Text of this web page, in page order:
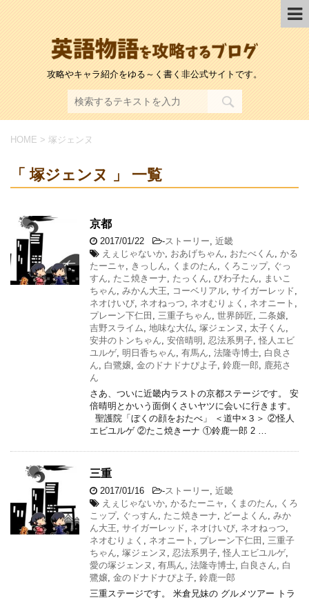
攻略やキャラ紹介をゆる～く書く非公式サイトです。
HOME > 塚ジェンヌ
「 塚ジェンヌ 」 一覧
京都
2017/01/22 -ストーリー, 近畿
えぇじゃないか, おあげちゃん, おたべくん, かる
たーニャ , きっしん, くまのたん, くろこップ, ぐっ
すん, たこ焼きーナ, たっくん, びわ子たん, まいこ
ちゃん, みかん大王, コーベリアル, サイガーレッド,
ネオけいび, ネオねっつ, ネオむりょく , ネオニート ,
プレーン下仁田 , 三重子ちゃん, 世界師匠, 二条嬢,
吉野スライム, 地味な大仏, 塚ジェンヌ , 太子くん,
安井のトンちゃん, 安倍晴明 , 忍法系男子, 怪人エビ
ユルゲ, 明日香ちゃん, 有馬ん, 法隆寺博士, 白良さ
ん, 白鷺嬢, 金のドナドナぴよ子, 鈴鹿一郎, 鹿苑さ
ん
さあ、ついに近畿内ラストの京都ステージです。 安
倍晴明とかいう面倒くさいヤツに会いに行きます。
聖護院「ぼくの顔をおたべ」 ＜道中×３＞ ②怪人
エビユルゲ ②たこ焼きーナ ①鈴鹿一郎 2 …
三重
2017/01/16 -ストーリー, 近畿
えぇじゃないか, かるたーニャ , くまのたん, くろ
こップ, ぐっすん, たこ焼きーナ, どーよくん, みか
ん大王, サイガーレッド, ネオけいび, ネオねっつ,
ネオむりょく , ネオニート , プレーン下仁田 , 三重子
ちゃん, 塚ジェンヌ , 忍法系男子, 怪人エビユルゲ,
愛の塚ジェンヌ , 有馬ん, 法隆寺博士, 白良さん, 白
鷺嬢, 金のドナドナぴよ子, 鈴鹿一郎
三重ステージです。 米倉兄妹の グルメツアー トラ